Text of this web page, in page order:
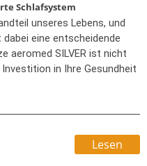
Schlafsystem
unseres Lebens, und
eine entscheidende
aeromed SILVER ist nicht
in Ihre Gesundheit
fortschrittlichen
Sie für einen erholsamen
Matratze aeromed SILVER
Lesen